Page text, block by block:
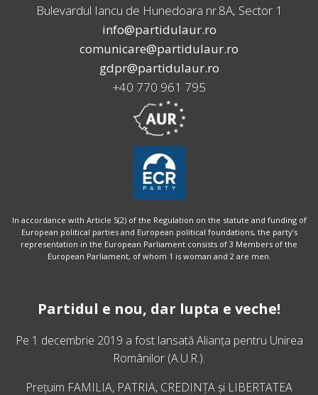
Bulevardul Iancu de Hunedoara nr.8A, Sector 1
info@partidulaur.ro
comunicare@partidulaur.ro
gdpr@partidulaur.ro
+40 770 961 795
In accordance with Article 5(2) of the Regulation on the statute and funding of
European political parties and European political foundations, the party’s
representation in the European Parliament consists of 3 Members of the
European Parliament, of whom 1 is woman and 2 are men.
Partidul e nou, dar lupta e veche!
Pe 1 decembrie 2019 a fost lansatăAlianța pentru Unirea
Românilor (A.U.R.).
Prețuim FAMILIA, PATRIA, CREDINȚA și LIBERTATEA